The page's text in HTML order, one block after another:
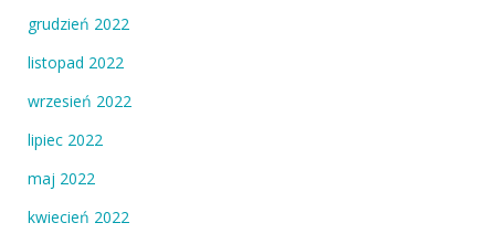
grudzień 2022
listopad 2022
wrzesień 2022
lipiec 2022
maj 2022
kwiecień 2022